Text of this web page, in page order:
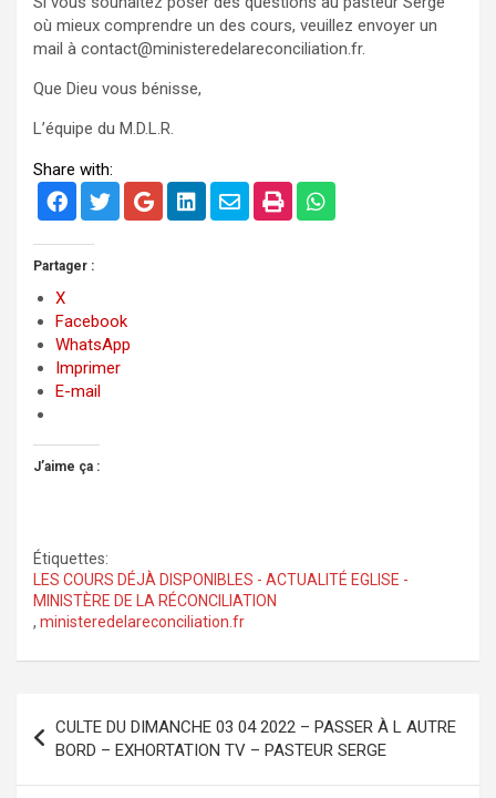
où mieux comprendre un des cours, veuillez envoyer un
mail à contact@ministeredelareconciliation.fr.
Que Dieu vous bénisse,
L’équipe du M.D.L.R.
Share with:
Partager :
X
Facebook
WhatsApp
Imprimer
E-mail
J’aime ça :
Étiquettes:
LES COURS DÉJÀ DISPONIBLES - ACTUALITÉ EGLISE -
MINISTÈRE DE LA RÉCONCILIATION
, ministeredelareconciliation.fr
de
l’article
CULTE DU DIMANCHE 03 04 2022 – PASSER À L AUTRE
BORD – EXHORTATION TV – PASTEUR SERGE